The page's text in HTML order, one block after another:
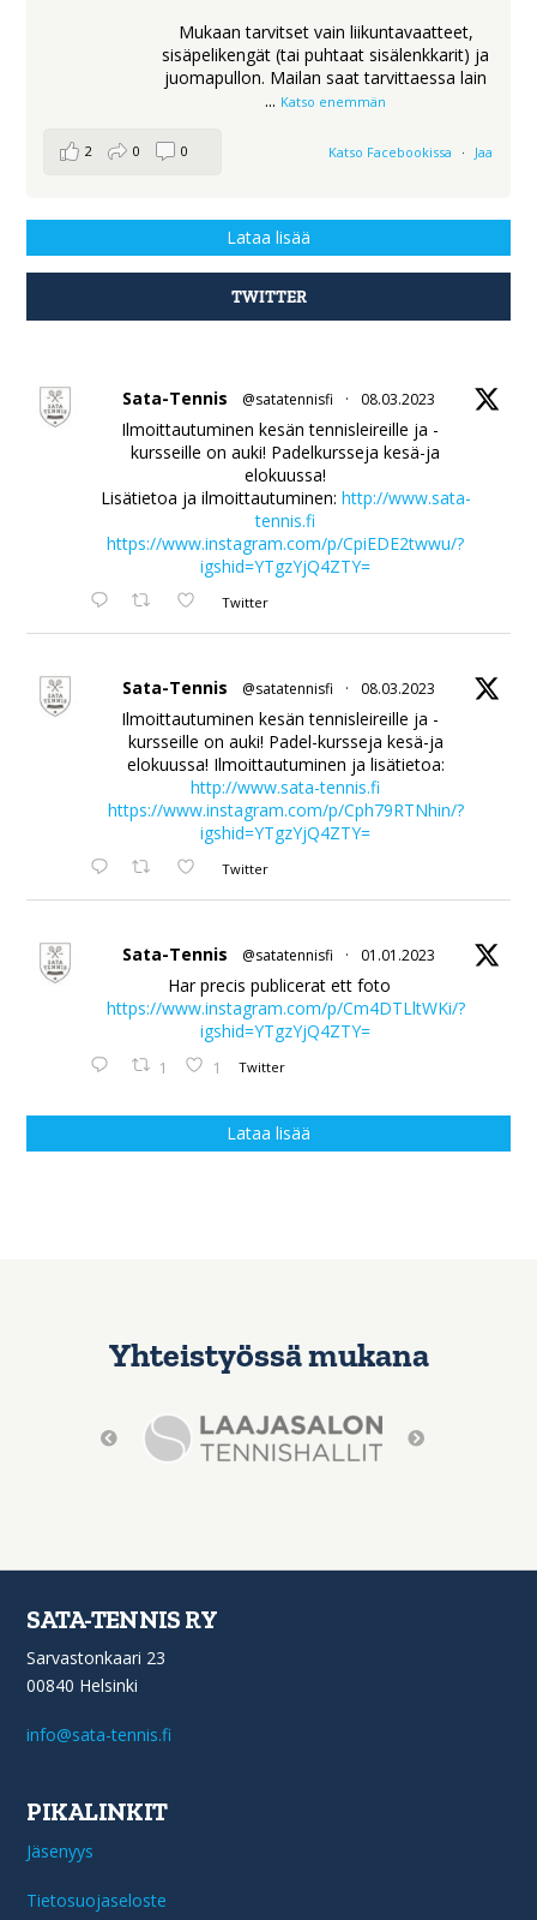
Mukaan tarvitset vain liikuntavaatteet,
sisäpelikengät (tai puhtaat sisälenkkarit) ja
juomapullon. Mailan saat tarvittaessa lain
... Katso enemmän
Katso Facebookissa · Jaa
2 0 0
Lataa lisää
TWITTER
Sata-Tennis @satatennisfi · 08.03.2023
Ilmoittautuminen kesän tennisleireille ja -
kursseille on auki! Padelkursseja kesä-ja
elokuussa!
Lisätietoa ja ilmoittautuminen: http://www.sata-
tennis.fi
https://www.instagram.com/p/CpiEDE2twwu/?
igshid=YTgzYjQ4ZTY=
Twitter
Sata-Tennis @satatennisfi · 08.03.2023
Ilmoittautuminen kesän tennisleireille ja -
kursseille on auki! Padel-kursseja kesä-ja
elokuussa! Ilmoittautuminen ja lisätietoa:
http://www.sata-tennis.fi
https://www.instagram.com/p/Cph79RTNhin/?
igshid=YTgzYjQ4ZTY=
Twitter
Sata-Tennis @satatennisfi · 01.01.2023
Har precis publicerat ett foto
https://www.instagram.com/p/Cm4DTLltWKi/?
igshid=YTgzYjQ4ZTY=
1 1 Twitter
Lataa lisää
Yhteistyössä mukana
SATA-TENNIS RY
Sarvastonkaari 23
00840 Helsinki
info@sata-tennis.fi
PIKALINKIT
Jäsenyys
Tietosuojaseloste